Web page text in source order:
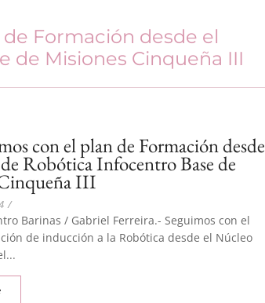
Formación desde el
de Misiones Cinqueña III
con el plan de Formación desde
Robótica Infocentro Base de
III
/
Barinas / Gabriel Ferreira.- Seguimos con el
de inducción a la Robótica desde el Núcleo